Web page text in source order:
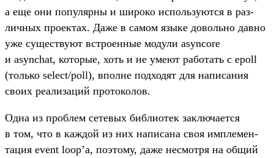
а еще они популяр­ны и широко исполь­зуют­ся в раз­
личных про­ектах. Даже в самом язы­ке доволь­но дав­но
уже сущес­тву­ют встро­енные модули asyncore
и asynchat, которые, хоть и не уме­ют работать с epoll
(толь­ко select/poll), впол­не под­ходят для написа­ния
сво­их реали­заций про­токо­лов.
Од­на из проб­лем сетевых биб­лиотек зак­люча­ется
в том, что в каж­дой из них написа­на своя импле­мен­
тация event loop’а, поэто­му, даже нес­мотря на общий